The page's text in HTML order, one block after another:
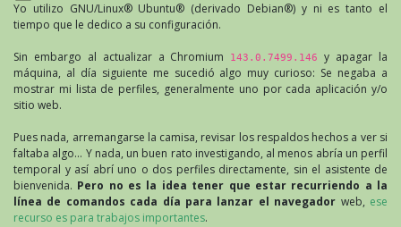
Yo utilizo GNU/Linux® Ubuntu® (derivado Debian®) y ni es tanto el
tiempo que le dedico a su configuración.
Sin embargo al actualizar a Chromium 143.0.7499.146
y apagar la
máquina, al día siguiente me sucedió algo muy curioso: Se negaba a
mostrar mi lista de perfiles, generalmente uno por cada aplicación y/o
sitio web.
Pues nada, arremangarse la camisa, revisar los respaldos hechos a ver si
faltaba algo… Y nada, un buen rato investigando, al menos abría un perfil
temporal y así abrí uno o dos perfiles directamente, sin el asistente de
bienvenida. Pero no es la idea tener que estar recurriendo a la
línea de comandos cada día para lanzar el navegador web, ese
recurso es para trabajos importantes.